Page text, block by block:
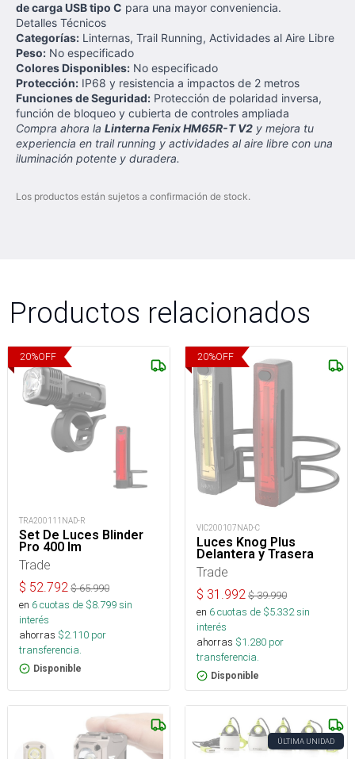
de carga USB tipo C para una mayor conveniencia.
Detalles Técnicos
Categorías: Linternas, Trail Running, Actividades al Aire Libre
Peso: No especificado
Colores Disponibles: No especificado
Protección: IP68 y resistencia a impactos de 2 metros
Funciones de Seguridad: Protección de polaridad inversa,
función de bloqueo y cubierta de controles ampliada
Compra ahora la Linterna Fenix HM65R-T V2 y mejora tu
experiencia en trail running y actividades al aire libre con una
iluminación potente y duradera.
Los productos están sujetos a confirmación de stock.
Productos relacionados
20%OFF
TRA200111NAD-R
Set De Luces Blinder
Pro 400 lm
Trade
$ 52.792 $65.990
en 6cuotas de $8.799sin
interés
ahorras $2.110 por
transferencia.
Disponible
20%OFF
VIC200107NAD-C
Luces Knog Plus
Delantera y Trasera
Trade
$ 31.992 $39.990
en 6cuotas de $5.332sin
interés
ahorras $1.280 por
transferencia.
Disponible
ÚLTIMA UNIDAD